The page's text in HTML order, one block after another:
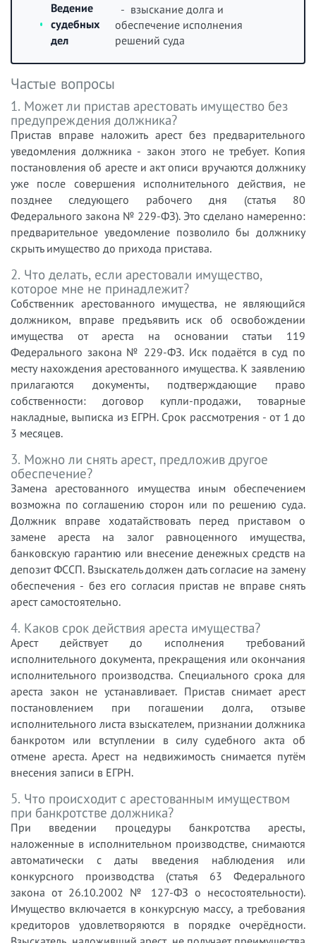
Ведение
судебных
дел
- взыскание долга и
обеспечение исполнения
решений суда
Частые вопросы
1. Может ли пристав арестовать имущество без
предупреждения должника?
Пристав вправе наложить арест без предварительного
уведомления должника - закон этого не требует. Копия
постановления об аресте и акт описи вручаются должнику
уже после совершения исполнительного действия, не
позднее следующего рабочего дня (статья 80
Федерального закона № 229-ФЗ). Это сделано намеренно:
предварительное уведомление позволило бы должнику
скрыть имущество до прихода пристава.
2. Что делать, если арестовали имущество,
которое мне не принадлежит?
Собственник арестованного имущества, не являющийся
должником, вправе предъявить иск об освобождении
имущества от ареста на основании статьи 119
Федерального закона № 229-ФЗ. Иск подаётся в суд по
месту нахождения арестованного имущества. К заявлению
прилагаются документы, подтверждающие право
собственности: договор купли-продажи, товарные
накладные, выписка из ЕГРН. Срок рассмотрения - от 1 до
3 месяцев.
3. Можно ли снять арест, предложив другое
обеспечение?
Замена арестованного имущества иным обеспечением
возможна по соглашению сторон или по решению суда.
Должник вправе ходатайствовать перед приставом о
замене ареста на залог равноценного имущества,
банковскую гарантию или внесение денежных средств на
депозит ФССП. Взыскатель должен дать согласие на замену
обеспечения - без его согласия пристав не вправе снять
арест самостоятельно.
4. Каков срок действия ареста имущества?
Арест действует до исполнения требований
исполнительного документа, прекращения или окончания
исполнительного производства. Специального срока для
ареста закон не устанавливает. Пристав снимает арест
постановлением при погашении долга, отзыве
исполнительного листа взыскателем, признании должника
банкротом или вступлении в силу судебного акта об
отмене ареста. Арест на недвижимость снимается путём
внесения записи в ЕГРН.
5. Что происходит с арестованным имуществом
при банкротстве должника?
При введении процедуры банкротства аресты,
наложенные в исполнительном производстве, снимаются
автоматически с даты введения наблюдения или
конкурсного производства (статья 63 Федерального
закона от 26.10.2002 № 127-ФЗ о несостоятельности).
Имущество включается в конкурсную массу, а требования
кредиторов удовлетворяются в порядке очерёдности.